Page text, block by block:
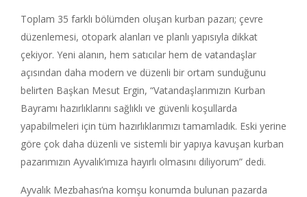
Toplam 35 farklı bölümden oluşan kurban pazarı; çevre
düzenlemesi, otopark alanları ve planlı yapısıyla dikkat
çekiyor. Yeni alanın, hem satıcılar hem de vatandaşlar
açısından daha modern ve düzenli bir ortam sunduğunu
belirten Başkan Mesut Ergin, “Vatandaşlarımızın Kurban
Bayramı hazırlıklarını sağlıklı ve güvenli koşullarda
yapabilmeleri için tüm hazırlıklarımızı tamamladık. Eski yerine
göre çok daha düzenli ve sistemli bir yapıya kavuşan kurban
pazarımızın Ayvalık’ımıza hayırlı olmasını diliyorum” dedi.
Ayvalık Mezbahası’na komşu konumda bulunan pazarda